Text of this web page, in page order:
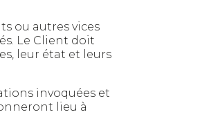
ou autres vices
Le Client doit
leur état et leurs
invoquées et
lieu à